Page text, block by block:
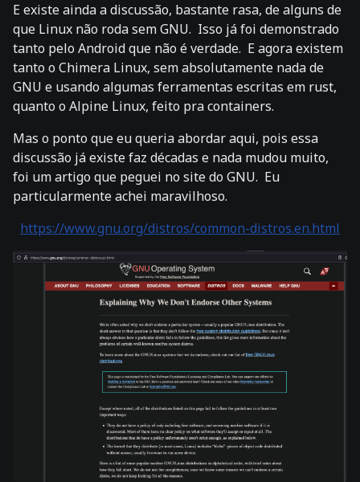
E existe ainda a discussão, bastante rasa, de alguns de
que Linux não roda sem GNU. Isso já foi demonstrado
tanto pelo Android que não é verdade. E agora existem
tanto o Chimera Linux, sem absolutamente nada de
GNU e usando algumas ferramentas escritas em rust,
quanto o Alpine Linux, feito pra containers.
Mas o ponto que eu queria abordar aqui, pois essa
discussão já existe faz décadas e nada mudou muito,
foi um artigo que peguei no site do GNU. Eu
particularmente achei maravilhoso.
https://www.gnu.org/distros/common-distros.en.html